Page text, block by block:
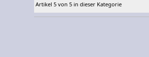
Artikel 5 von 5 in dieser Kategorie